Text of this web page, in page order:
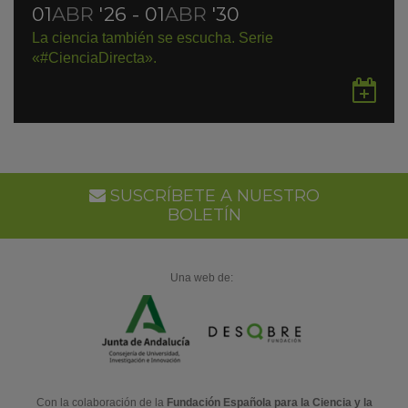
01ABR '26 - 01ABR '30
La ciencia también se escucha. Serie
«#CienciaDirecta».
en
SUSCRÍBETE A NUESTRO
BOLETÍN
Una web de:
Con la colaboración de la Fundación Española para la Ciencia y la